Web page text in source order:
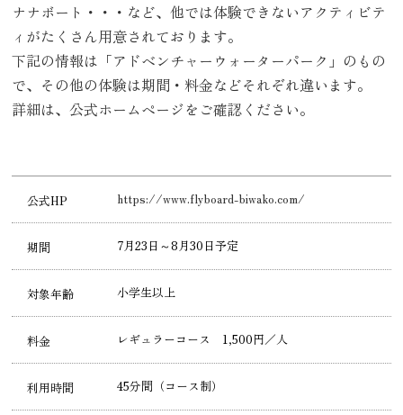
ナナボート・・・など、他では体験できないアクティビテ
ィがたくさん用意されております。
下記の情報は「アドベンチャーウォーターパーク」のもの
で、その他の体験は期間・料金などそれぞれ違います。
詳細は、公式ホームページをご確認ください。
公式HP https://www.flyboard-biwako.com/
期間 7月23日～8月30日予定
対象年齢 小学生以上
料金 レギュラーコース 1,500円／人
利用時間 45分間（コース制）